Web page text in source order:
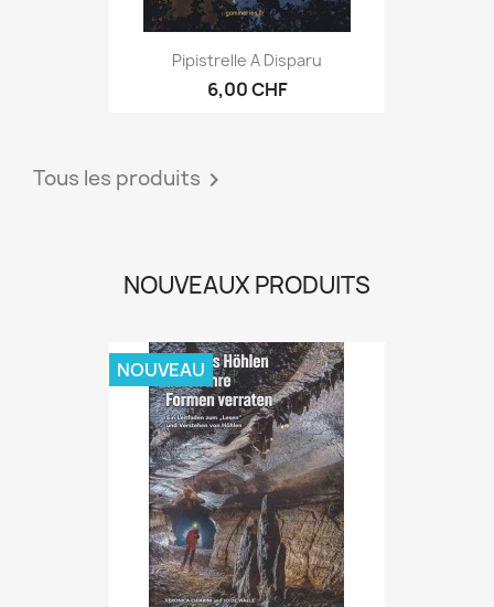
Pipistrelle A Disparu
6,00 CHF
Tous les produits 
NOUVEAUX PRODUITS
NOUVEAU